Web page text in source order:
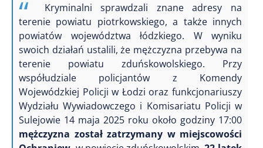
Kryminalni sprawdzali znane adresy na
terenie powiatu piotrkowskiego, a także innych
powiatów województwa łódzkiego. W wyniku
swoich działań ustalili, że mężczyzna przebywa na
terenie powiatu zduńskowolskiego. Przy
współudziale policjantów z Komendy
Wojewódzkiej Policji w Łodzi oraz funkcjonariuszy
Wydziału Wywiadowczego i Komisariatu Policji w
Sulejowie 14 maja 2025 roku około godziny 17:00
mężczyzna został zatrzymany w miejscowości